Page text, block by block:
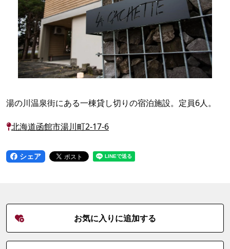
湯の川温泉街にある一棟貸し切りの宿泊施設。定員6人。
北海道函館市湯川町2-17-6
シェア
お気に入りに追加する